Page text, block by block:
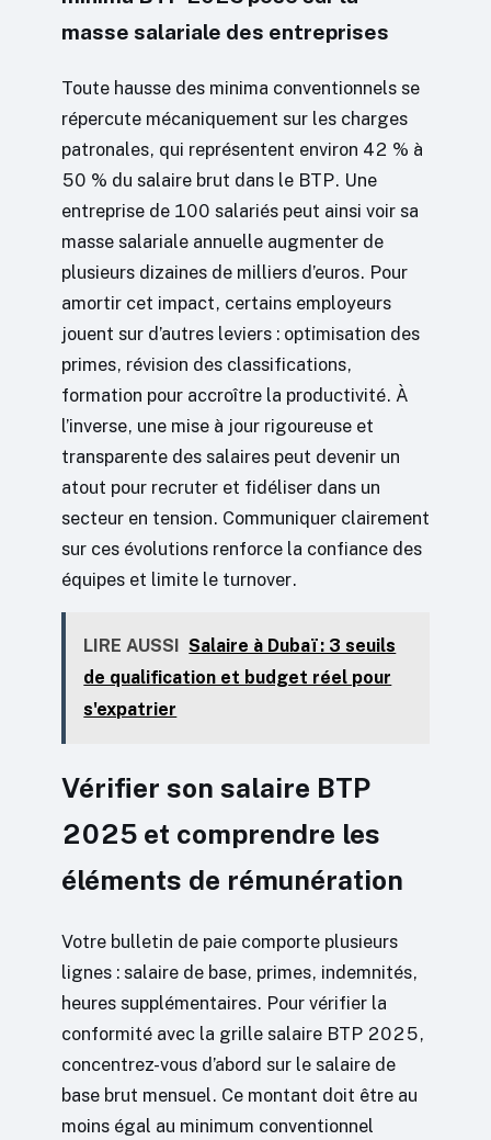
masse salariale des entreprises
Toute hausse des minima conventionnels se
répercute mécaniquement sur les charges
patronales, qui représentent environ 42 % à
50 % du salaire brut dans le BTP. Une
entreprise de 100 salariés peut ainsi voir sa
masse salariale annuelle augmenter de
plusieurs dizaines de milliers d’euros. Pour
amortir cet impact, certains employeurs
jouent sur d’autres leviers : optimisation des
primes, révision des classifications,
formation pour accroître la productivité. À
l’inverse, une mise à jour rigoureuse et
transparente des salaires peut devenir un
atout pour recruter et fidéliser dans un
secteur en tension. Communiquer clairement
sur ces évolutions renforce la confiance des
équipes et limite le turnover.
LIRE AUSSI
Salaire à Dubaï : 3 seuils
de qualification et budget réel pour
s'expatrier
Vérifier son salaire BTP
2025 et comprendre les
éléments de rémunération
Votre bulletin de paie comporte plusieurs
lignes : salaire de base, primes, indemnités,
heures supplémentaires. Pour vérifier la
conformité avec la grille salaire BTP 2025,
concentrez-vous d’abord sur le salaire de
base brut mensuel. Ce montant doit être au
moins égal au minimum conventionnel